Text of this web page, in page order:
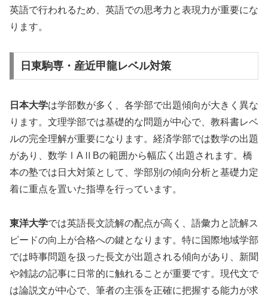
英語で行われるため、英語での思考力と表現力が重要にな
ります。
日東駒専・産近甲龍レベル対策
日本大学は学部数が多く、各学部で出題傾向が大きく異な
ります。文理学部では基礎的な問題が中心で、教科書レベ
ルの完全理解が重要になります。経済学部では数学の出題
があり、数学ⅠAⅡBの範囲から幅広く出題されます。橋
本の塾では日大対策として、学部別の傾向分析と基礎力定
着に重点を置いた指導を行っています。
東洋大学では英語長文読解の配点が高く、語彙力と読解ス
ピードの向上が合格への鍵となります。特に国際地域学部
では時事問題を扱った長文が出題される傾向があり、新聞
や雑誌の記事に日常的に触れることが重要です。現代文で
は論説文が中心で、筆者の主張を正確に把握する能力が求